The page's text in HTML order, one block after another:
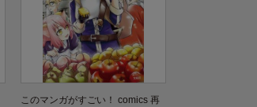
このマンガがすごい！ comics 再